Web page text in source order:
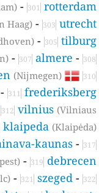
-301 rotterdam
Haag) -303 utrecht
-305 tilburg
-307 almere -308
(Nijmegen) 310
-311 frederiksberg
312 vilnius(Vilniaus
klaipeda(Klaipėda)
kaunas -317
-319 debrecen
-321 szeged -322